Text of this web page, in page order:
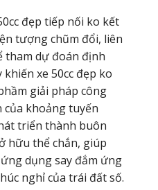
đẹp tiếp nối ko kết
tượng chũm đổi, liên
tham dự đoán định
xe 50cc đẹp ko
giải pháp công
của khoảng tuyến
triển thành buôn
hữu thể chắn, giúp
dụng say đắm ứng
nghỉ của trái đất số.